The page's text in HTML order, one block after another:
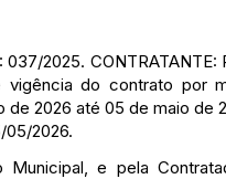
2025.
vigência do contrato por
2026 até 05 de maio de
05/2026.
e pela